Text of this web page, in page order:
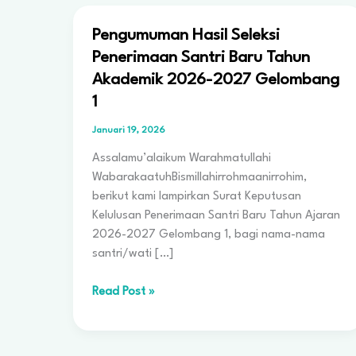
Pengumuman Hasil Seleksi
Penerimaan Santri Baru Tahun
Akademik 2026-2027 Gelombang
1
Januari 19, 2026
Assalamu’alaikum Warahmatullahi
WabarakaatuhBismillahirrohmaanirrohim,
berikut kami lampirkan Surat Keputusan
Kelulusan Penerimaan Santri Baru Tahun Ajaran
2026-2027 Gelombang 1, bagi nama-nama
santri/wati […]
Pengumuman
Read Post »